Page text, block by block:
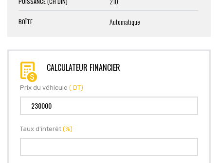
BOÎTE Automatique
CALCULATEUR FINANCIER
Prix du véhicule ( DT)
Taux d'interêt (%)